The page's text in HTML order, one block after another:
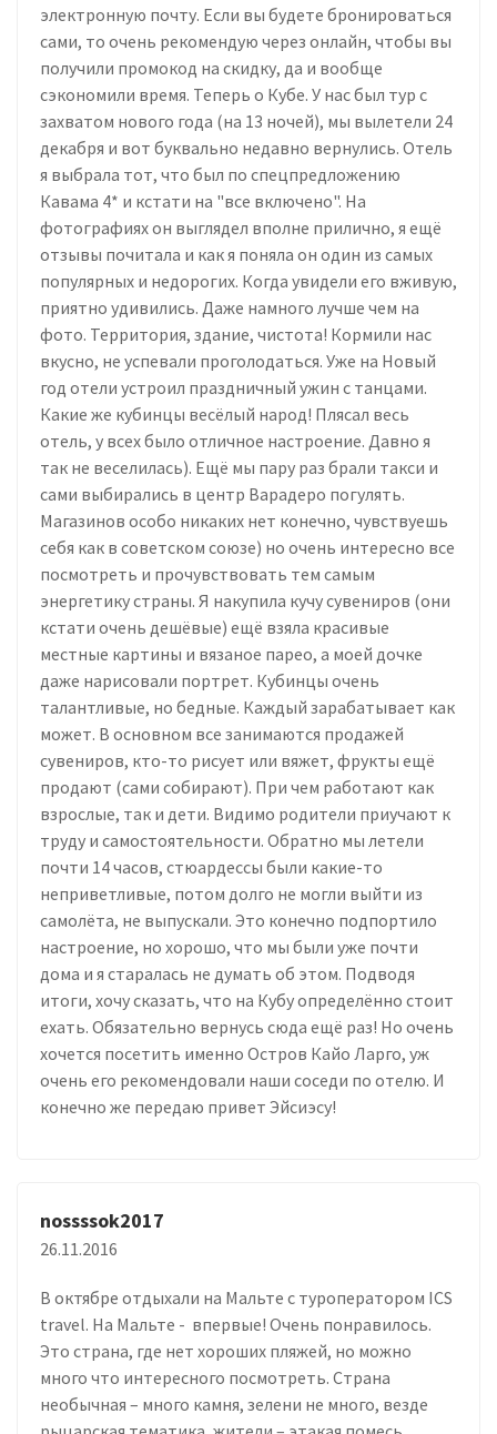
электронную почту. Если вы будете бронироваться
сами, то очень рекомендую через онлайн, чтобы вы
получили промокод на скидку, да и вообще
сэкономили время. Теперь о Кубе. У нас был тур с
захватом нового года (на 13 ночей), мы вылетели 24
декабря и вот буквально недавно вернулись. Отель
я выбрала тот, что был по спецпредложению
Кавама 4* и кстати на "все включено". На
фотографиях он выглядел вполне прилично, я ещё
отзывы почитала и как я поняла он один из самых
популярных и недорогих. Когда увидели его вживую,
приятно удивились. Даже намного лучше чем на
фото. Территория, здание, чистота! Кормили нас
вкусно, не успевали проголодаться. Уже на Новый
год отели устроил праздничный ужин с танцами.
Какие же кубинцы весёлый народ! Плясал весь
отель, у всех было отличное настроение. Давно я
так не веселилась). Ещё мы пару раз брали такси и
сами выбирались в центр Варадеро погулять.
Магазинов особо никаких нет конечно, чувствуешь
себя как в советском союзе) но очень интересно все
посмотреть и прочувствовать тем самым
энергетику страны. Я накупила кучу сувениров (они
кстати очень дешёвые) ещё взяла красивые
местные картины и вязаное парео, а моей дочке
даже нарисовали портрет. Кубинцы очень
талантливые, но бедные. Каждый зарабатывает как
может. В основном все занимаются продажей
сувениров, кто-то рисует или вяжет, фрукты ещё
продают (сами собирают). При чем работают как
взрослые, так и дети. Видимо родители приучают к
труду и самостоятельности. Обратно мы летели
почти 14 часов, стюардессы были какие-то
неприветливые, потом долго не могли выйти из
самолёта, не выпускали. Это конечно подпортило
настроение, но хорошо, что мы были уже почти
дома и я старалась не думать об этом. Подводя
итоги, хочу сказать, что на Кубу определённо стоит
ехать. Обязательно вернусь сюда ещё раз! Но очень
хочется посетить именно Остров Кайо Ларго, уж
очень его рекомендовали наши соседи по отелю. И
конечно же передаю привет Эйсиэсу!
nossssok2017
26.11.2016
В октябре отдыхали на Мальте с туроператором ICS
travel. На Мальте - впервые! Очень понравилось.
Это страна, где нет хороших пляжей, но можно
много что интересного посмотреть. Страна
необычная – много камня, зелени не много, везде